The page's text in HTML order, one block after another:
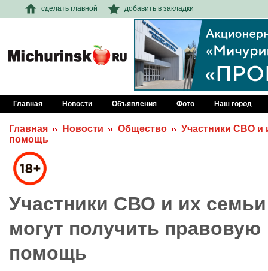
сделать главной добавить в закладки
Главная Новости Объявления Фото Наш город
Главная Новости Общество
Участники СВО и
помощь
Участники СВО и их семьи
могут получить правовую
помощь